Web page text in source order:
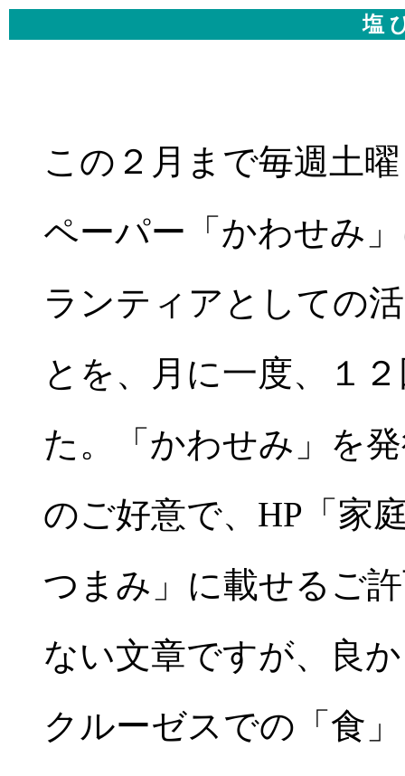
塩
この２月まで毎週土
ペーパー「かわせみ
ランティアとしての
とを、月に一度、１
た。「かわせみ」を
のご好意で、HP「家
つまみ」に載せるご
ない文章ですが、良
クルーゼスでの「食